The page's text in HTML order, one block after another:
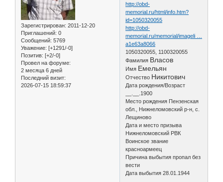
Зарегистрирован: 2011-12-20
Приглашений: 0
Сообщений: 5769
Уважение: [+1291/-0]
Позитив: [+2/-0]
Провел на форуме:
2 месяца 6 дней
Последний визит:
2026-07-15 18:59:37
http://obd-
memorial.ru/html/info.htm?
id=1050320055
http://obd-
memorial.ru/memorial/imageli …
a1e63a8066
1050320055, 1100320055
Фамилия Власов
Имя Емельян
Отчество Никитович
Дата рождения/Возраст
__.__.1900
Место рождения Пензенская
обл., Нижнеломовский р-н, с.
Лещиново
Дата и место призыва
Нижнеломовский РВК
Воинское звание
красноармеец
Причина выбытия пропал без
вести
Дата выбытия 28.01.1944